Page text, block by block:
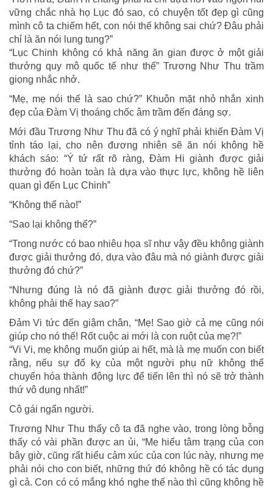
vững chắc nhà họ Lục đó sao, có chuyện tốt đẹp gì cũng
mình cô ta chiếm hết, con nói thế không sai chứ? Đâu phải
chỉ là ăn nói lung tung?”
“Lục Chinh không có khả năng ăn gian được ở một giải
thưởng quy mô quốc tế như thế” Trương Như Thu trầm
giọng nhắc nhở.
“Mẹ, mẹ nói thế là sao chứ?” Khuôn mặt nhỏ nhắn xinh
đẹp của Đàm Vị thoáng chốc âm trầm đến đáng sợ.
Mới đầu Trương Như Thu đã có ý nghĩ phải khiến Đàm Vị
tỉnh táo lại, cho nên đương nhiên sẽ ăn nói không hề
khách sáo: “Ý tứ rất rõ ràng, Đàm Hi giành được giải
thưởng đó hoàn toàn là dựa vào thực lực, không hề liên
quan gì đến Lục Chinh”
“Không thể nào!”
“Sao lại không thể?”
“Trong nước có bao nhiêu họa sĩ như vậy đều không giành
được giải thưởng đó, dựa vào đâu mà nó giành được giải
thưởng đó chứ?”
“Nhưng đúng là nó đã giành được giải thưởng đó rồi,
không phải thế hay sao?”
Đảm Vi tức đến giậm chân, “Mẹ! Sao giờ cả mẹ cũng nói
giúp cho nó thế! Rốt cuộc ai mới là con ruột của mẹ?!”
“Vi Vi, mẹ không muốn giúp ai hết, mà là mẹ muốn con biết
rằng, nếu sự đố kỵ của một người phụ nữ không thể
chuyển hóa thành động lực để tiến lên thì nó sẽ trở thành
thứ vô dụng nhất!”
Cô gái ngẩn người.
Trương Như Thu thấy cô ta đã nghe vào, trong lòng bỗng
thấy có vài phần được an ủi, “Mẹ hiểu tâm trạng của con
bây giờ, cũng rất hiểu cảm xúc của con lúc này, nhưng mẹ
phải nói cho con biết, những thứ đó không hề có tác dụng
gì cả. Con có có mắng khó nghe thế nào thì cũng không hề